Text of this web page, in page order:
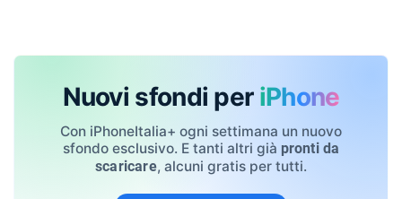
Nuovi sfondi per iPhone
Con iPhoneItalia+ ogni settimana un nuovo
sfondo esclusivo. E tanti altri già pronti da
scaricare, alcuni gratis per tutti.